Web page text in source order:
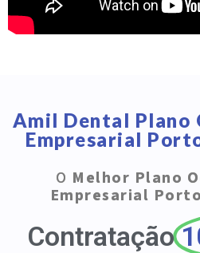
Amil Dental Plano
Empresarial
O Melhor Plano
Empresarial
Contratação